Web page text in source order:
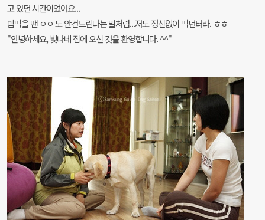
고 있던 시간이었어요...
밥먹을 땐 ㅇㅇ 도 안건드린다는 말처럼...저도 정신없이 먹던터라. ㅎㅎ
"안녕하세요, 빛나네 집에 오신 것을 환영합니다. ^^"